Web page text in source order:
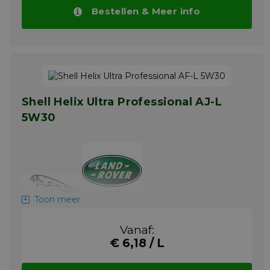
wordt voorgeschreven. Tevens "backwards-
wordt vereist.
Bestellen & Meer info
Shell Helix Ultra Professional AJ-L
5W30
aan de specifieke eisen van de
motorfabrikant te voldoen.
Belangrijkste toepassingen van
Ultra Professional AJ-L 5W-30zijn:
Toon meer
Vanaf:
€ 6,18 / L